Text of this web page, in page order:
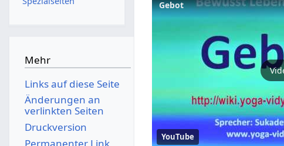
Gebot
YouTube
Mehr
Links auf diese Seite
Änderungen an
verlinkten Seiten
Druckversion
Permanenter Link